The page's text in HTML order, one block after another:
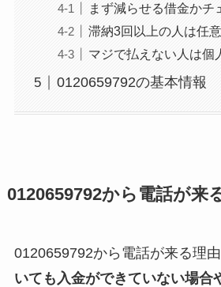
まず減らせる借金かチ
滞納3回以上の人は任
マジで払えない人は個
0120659792の基本情報
0120659792から電話が来
0120659792から電話が来る理
いても入金ができていない場合